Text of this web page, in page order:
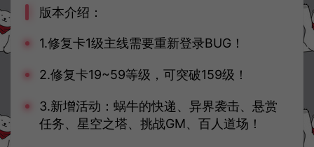
版本介绍：
1.修复卡1级主线需要重新登录BUG！
2.修复卡19~59等级，可突破159级！
3.新增活动：蜗牛的快递、异界袭击、悬赏
任务、星空之塔、挑战GM、百人道场！